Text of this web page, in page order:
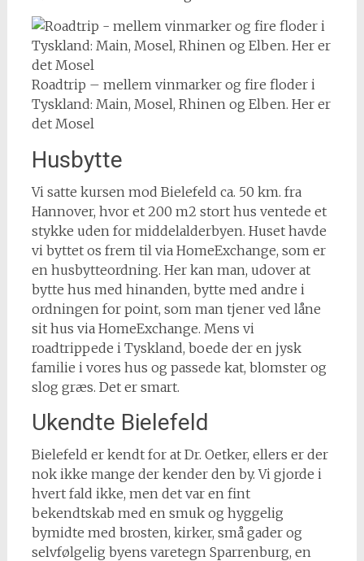
Roadtrip – mellem vinmarker og fire floder i
Tyskland: Main, Mosel, Rhinen og Elben. Her er
det Mosel
Husbytte
Vi satte kursen mod Bielefeld ca. 50 km. fra
Hannover, hvor et 200 m2 stort hus ventede et
stykke uden for middelalderbyen. Huset havde
vi byttet os frem til via HomeExchange, som er
en husbytteordning. Her kan man, udover at
bytte hus med hinanden, bytte med andre i
ordningen for point, som man tjener ved låne
sit hus via HomeExchange. Mens vi
roadtrippede i Tyskland, boede der en jysk
familie i vores hus og passede kat, blomster og
slog græs. Det er smart.
Ukendte Bielefeld
Bielefeld er kendt for at Dr. Oetker, ellers er der
nok ikke mange der kender den by. Vi gjorde i
hvert fald ikke, men det var en fint
bekendtskab med en smuk og hyggelig
bymidte med brosten, kirker, små gader og
selvfølgelig byens varetegn Sparrenburg, en